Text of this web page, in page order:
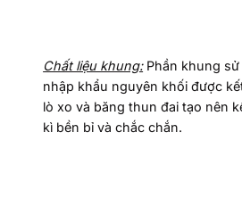
Chất liệu khung:Phần khung
nhập khẩu nguyên khối được
lò xo và băng thun đai tạo nên
kì bền bỉ và chắc chắn.